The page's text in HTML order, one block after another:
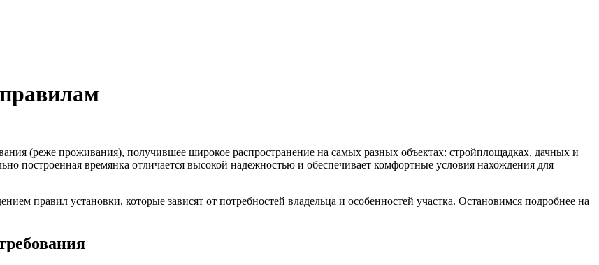
(реже проживания), получившее широкое распространение на самых разных объектах: стройплощадках, дачных и
построенная времянка отличается высокой надежностью и обеспечивает комфортные условия нахождения для
правил установки, которые зависят от потребностей владельца и особенностей участка. Остановимся подробнее на